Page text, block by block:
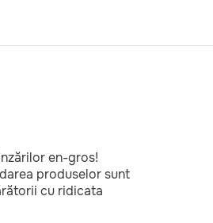
en-gros!
produselor sunt
cu ridicata